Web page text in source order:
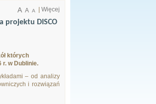
Więcej
A A A
projektu DISCO
których
r. w Dublinie.
– od analizy
i rozwiązań